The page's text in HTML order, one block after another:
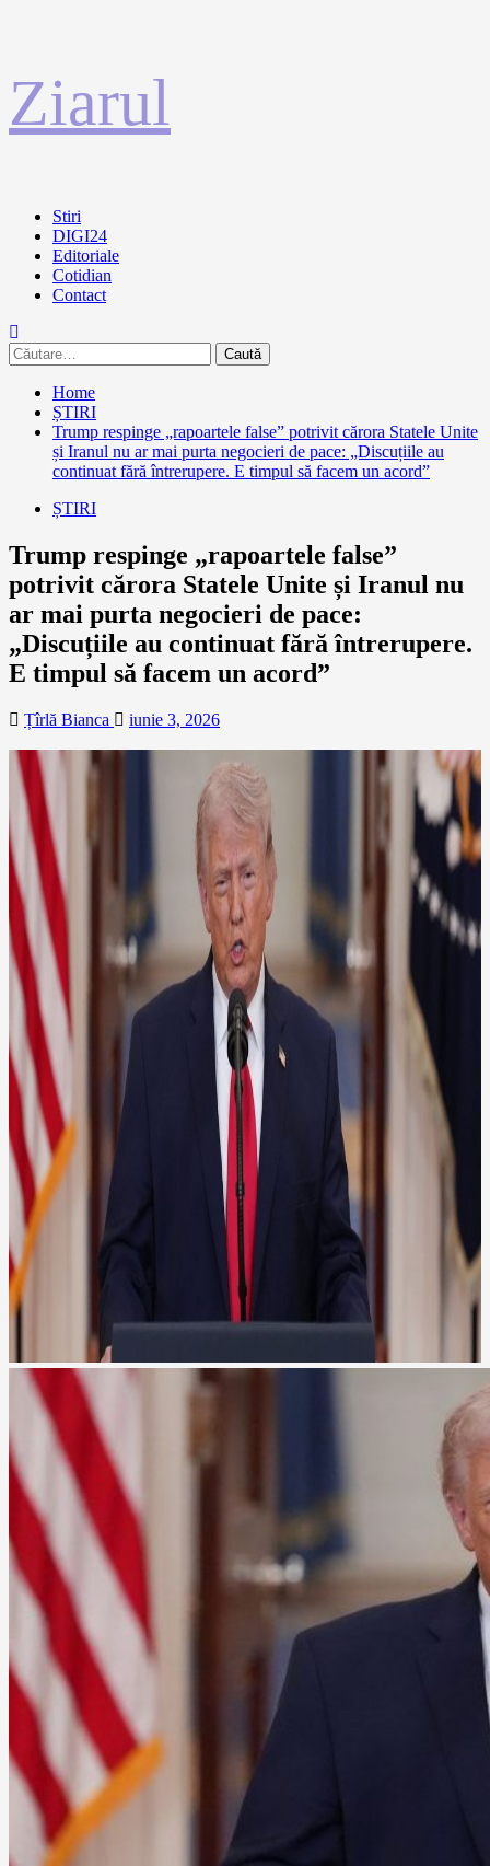
la
conținut
Ziarul
Primary
Menu
Stiri
DIGI24
Editoriale
Cotidian
Contact
Caută
după:
Home
ȘTIRI
Trump respinge „rapoartele false” potrivit cărora Statele Unite
și Iranul nu ar mai purta negocieri de pace: „Discuțiile au
continuat fără întrerupere. E timpul să facem un acord”
ȘTIRI
Trump respinge „rapoartele false”
potrivit cărora Statele Unite și Iranul nu
ar mai purta negocieri de pace:
„Discuțiile au continuat fără întrerupere.
E timpul să facem un acord”
Țîrlă Bianca iunie 3, 2026